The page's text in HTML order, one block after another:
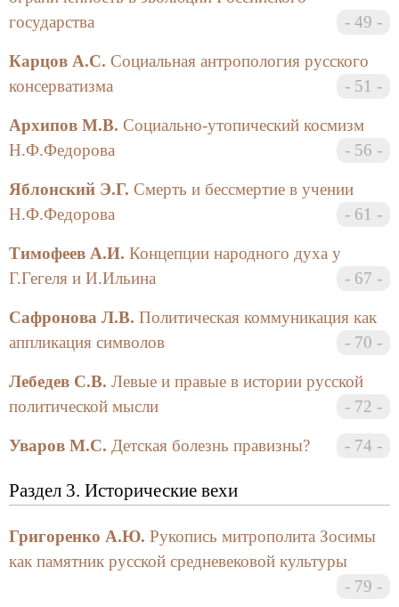
«Российская философия истории». Наряду с
отечественных мыслителей разных эпох, здесь
представлены статьи историко-политологического
политической жизни России. В третьем разделе
«Исторические вехи» собраны материалы,
истории, включая культурно-просветительские
особенности последней. Четвертый раздел
духовному обновлению» представляет материалы,
посвященные актуальным вопросам развития
информационному и экономическому аспектам
последней), а также работы, связанные с поиском
отечественная культура и образование.
надеется, что поставленные этой книгой вопросы не
Мих. Уваров,
7 ноября 1996 г.
государства
49
Карцов А.С. Социальная антропология русского
консерватизма
51
Архипов М.В. Социально-утопический космизм
Н.Ф.Федорова
56
Яблонский Э.Г. Смерть и бессмертие в учении
Н.Ф.Федорова
61
Тимофеев А.И. Концепции народного духа у
Г.Гегеля и И.Ильина
67
Сафронова Л.В. Политическая коммуникация как
аппликация символов
70
Лебедев С.В. Левые и правые в истории русской
политической мысли
72
Уваров М.С. Детская болезнь правизны? 74
Раздел 3. Исторические вехи
Григоренко А.Ю. Рукопись митрополита Зосимы
как памятник русской средневековой культуры
79